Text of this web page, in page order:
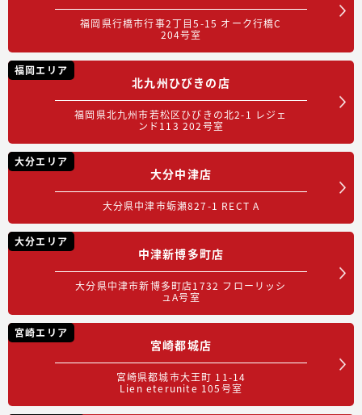
福岡県行橋市行事2丁目5-15 オーク行橋C
204号室
福岡エリア
北九州ひびきの店
福岡県北九州市若松区ひびきの北2-1 レジェ
ンド113 202号室
大分エリア
大分中津店
大分県中津市蛎瀬827-1 RECT A
大分エリア
中津新博多町店
大分県中津市新博多町店1732 フローリッシ
ュA号室
宮崎エリア
宮崎都城店
宮崎県都城市大王町 11-14
Lien eterunite 105号室